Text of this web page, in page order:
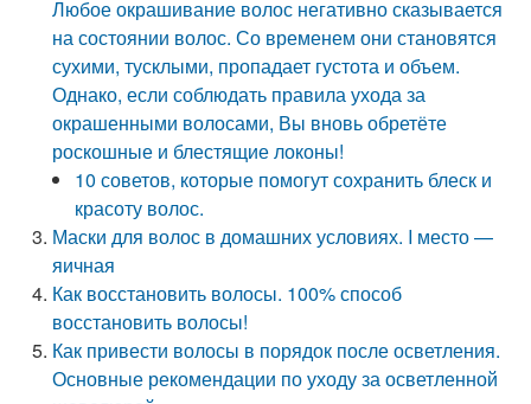
Любое окрашивание волос негативно сказывается
на состоянии волос. Со временем они становятся
сухими, тусклыми, пропадает густота и объем.
Однако, если соблюдать правила ухода за
окрашенными волосами, Вы вновь обретёте
роскошные и блестящие локоны!
10 советов, которые помогут сохранить блеск и
красоту волос.
Маски для волос в домашних условиях. I место —
яичная
Как восстановить волосы. 100% способ
восстановить волосы!
Как привести волосы в порядок после осветления.
Основные рекомендации по уходу за осветленной